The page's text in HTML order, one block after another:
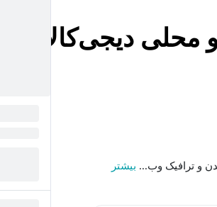
دیجی‌کالا -
و ترافیک وب... بیشتر